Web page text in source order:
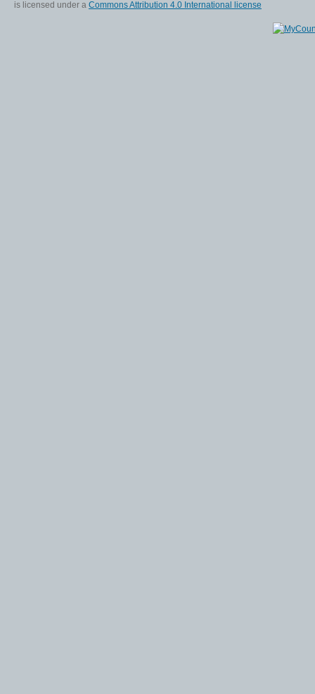
is licensed under a Commons Attribution 4.0 International license